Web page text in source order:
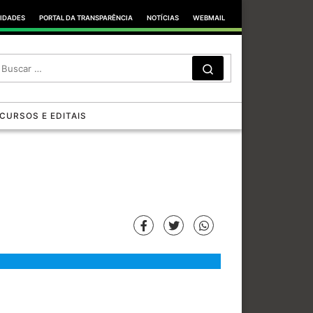
PORTAL DA TRANSPARÊNCIA NOTÍCIAS WEBMAIL
SEARCH
CURSOS E EDITAIS